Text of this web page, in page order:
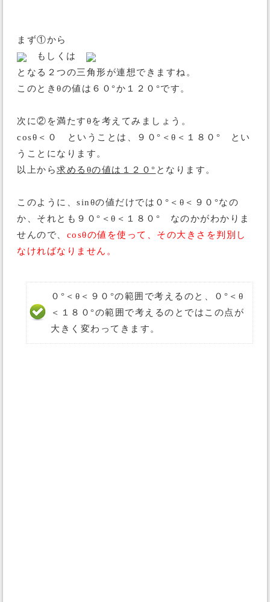
まず①から
もしくは
となる２つの三角形が連想できますね。
このときθの値は６０°か１２０°です。
次に②を満たすθを考えてみましょう。
cosθ＜０ ということは、９０°＜θ＜１８０° とい
うことになります。
以上から求めるθの値は１２０° となります。
このように、sinθの値だけでは０°＜θ＜９０°なの
か、それとも９０°＜θ＜１８０° なのかがわかりま
せんので、 cosθの値を使って、その大きさを判別し
なければなりません。
０°＜θ＜９０°の範囲で考えるのと、０°＜θ
＜１８０°の範囲で考えるのとではこの点が
大きく変わってきます。